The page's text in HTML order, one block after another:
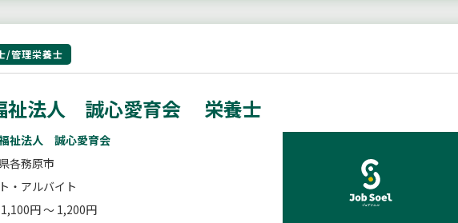
/管理栄養士
祉法人 誠心愛育会 栄養士
祉法人 誠心愛育会
各務原市
・アルバイト
円 ～ 1,200円